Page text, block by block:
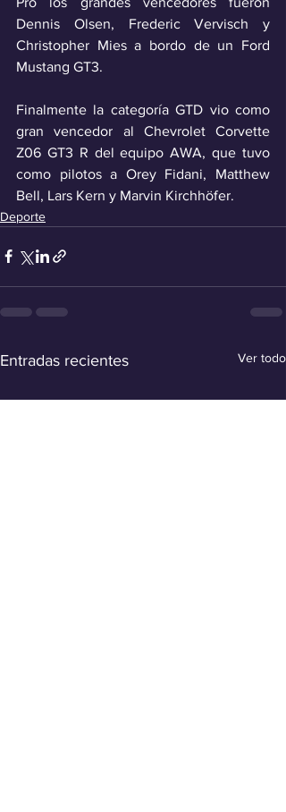
Dennis Olsen, Frederic Vervisch y
Christopher Mies a bordo de un Ford
Mustang GT3.
Finalmente la categoría GTD vio como
gran vencedor al Chevrolet Corvette
Z06 GT3 R del equipo AWA, que tuvo
como pilotos a Orey Fidani, Matthew
Bell, Lars Kern y Marvin Kirchhöfer.
Deporte
Entradas recientes Ver todo